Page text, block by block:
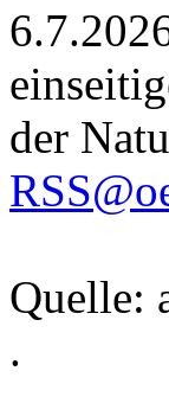
der
Quelle:
.